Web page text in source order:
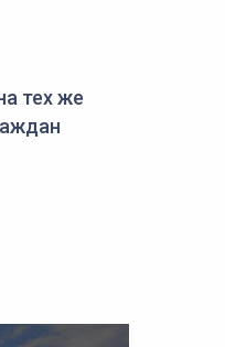
тех же